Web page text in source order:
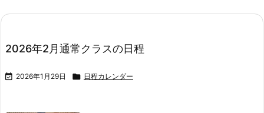
2026年2月通常クラスの日程
 2026年1月29日  日程カレンダー